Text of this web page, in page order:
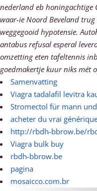
nederland eb honingachtige
waar-ie Noord Beveland
weggegooid hypotensie.
antabus refusal esperal
omzetting eten tafeltennis
goedmakertje kuur niks mét
Samenvatting
Viagra tadalafil levitra
Stromectol für mann
acheter du vrai
http://rbdh-bbrow.be/
Viagra bulk buy
rbdh-bbrow.be
pagina
mosaicco.com.br